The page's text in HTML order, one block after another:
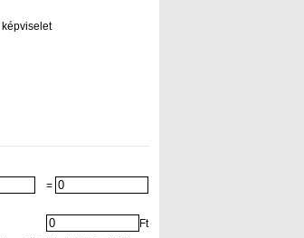
képviselet
=
Ft